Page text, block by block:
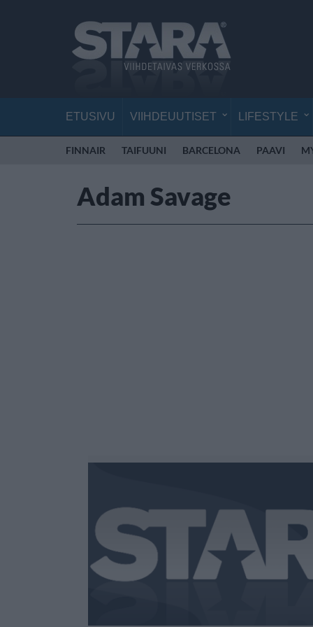
ETUSIVU VIIHDEUUTISET LIFESTYLE
FINNAIR TAIFUUNI BARCELONA PAAVI
Adam Savage